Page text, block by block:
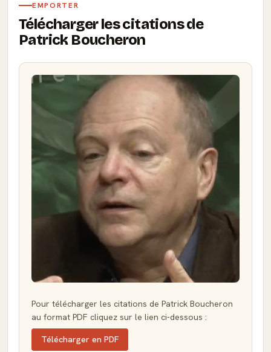
EMPORTER
Télécharger les citations de
Patrick Boucheron
Pour télécharger les citations de Patrick Boucheron
au format PDF cliquez sur le lien ci-dessous :
Télécharger en PDF